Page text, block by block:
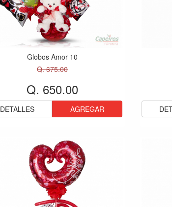
Globos Amor 10
Q. 675.00
Q. 650.00
DETALLES AGREGAR